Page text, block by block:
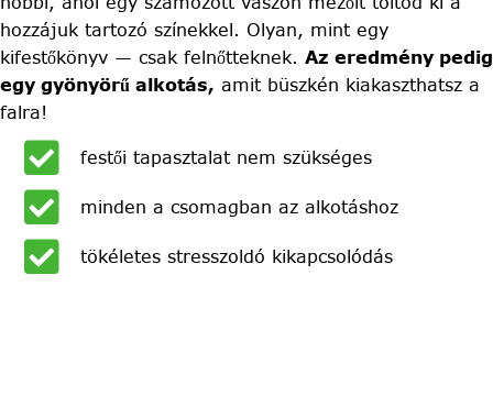
hozzájuk tartozó színekkel. Olyan, mint egy
kifestőkönyv — csak felnőtteknek. Az eredmény pedig
egy gyönyörű alkotás, amit büszkén kiakaszthatsz a
falra!
festői tapasztalat nem szükséges
minden a csomagban az alkotáshoz
tökéletes stresszoldó kikapcsolódás